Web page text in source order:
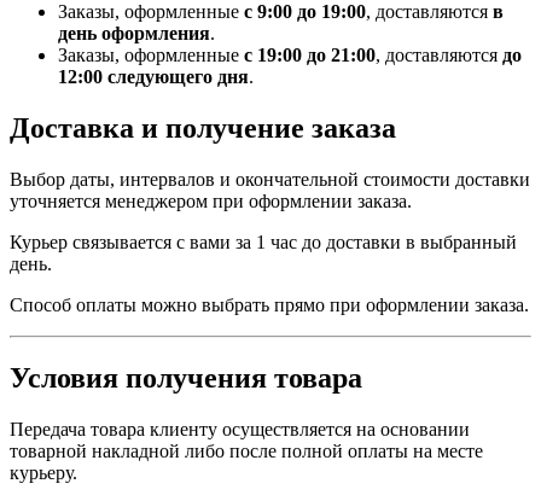
Заказы, оформленные с 9:00 до 19:00, доставляются в
день оформления.
Заказы, оформленные с 19:00 до 21:00, доставляются до
12:00 следующего дня.
Доставка и получение заказа
Выбор даты, интервалов и окончательной стоимости доставки
уточняется менеджером при оформлении заказа.
Курьер связывается с вами за 1 час до доставки в выбранный
день.
Способ оплаты можно выбрать прямо при оформлении заказа.
Условия получения товара
Передача товара клиенту осуществляется на основании
товарной накладной либо после полной оплаты на месте
курьеру.